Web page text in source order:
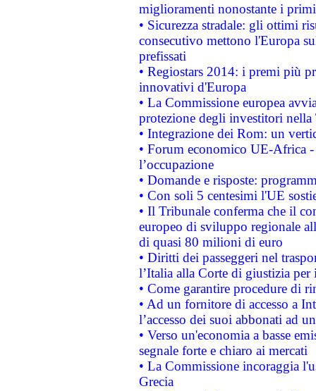
miglioramenti nonostante i
• Sicurezza stradale: gli ottimi
consecutivo mettono l'Europa
prefissati
• Regiostars 2014: i premi più
innovativi d'Europa
• La Commissione europea
protezione degli investitori
• Integrazione dei Rom: un
• Forum economico UE-Africa -
l’occupazione
• Domande e risposte:
• Con soli 5 centesimi l'UE
• Il Tribunale conferma che il
europeo di sviluppo regionale
di quasi 80 milioni di euro
• Diritti dei passeggeri nel
l’Italia alla Corte di giustizia
• Come garantire procedure di
• Ad un fornitore di accesso a
l’accesso dei suoi abbonati ad
• Verso un'economia a basse
segnale forte e chiaro ai mercati
• La Commissione incoraggia
Grecia